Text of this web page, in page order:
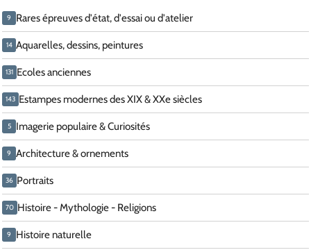
9 Rares épreuves d'état, d'essai ou d'atelier
14 Aquarelles, dessins, peintures
131 Ecoles anciennes
143 Estampes modernes des XIX & XXe siècles
5 Imagerie populaire & Curiosités
9 Architecture & ornements
36 Portraits
70 Histoire - Mythologie - Religions
9 Histoire naturelle